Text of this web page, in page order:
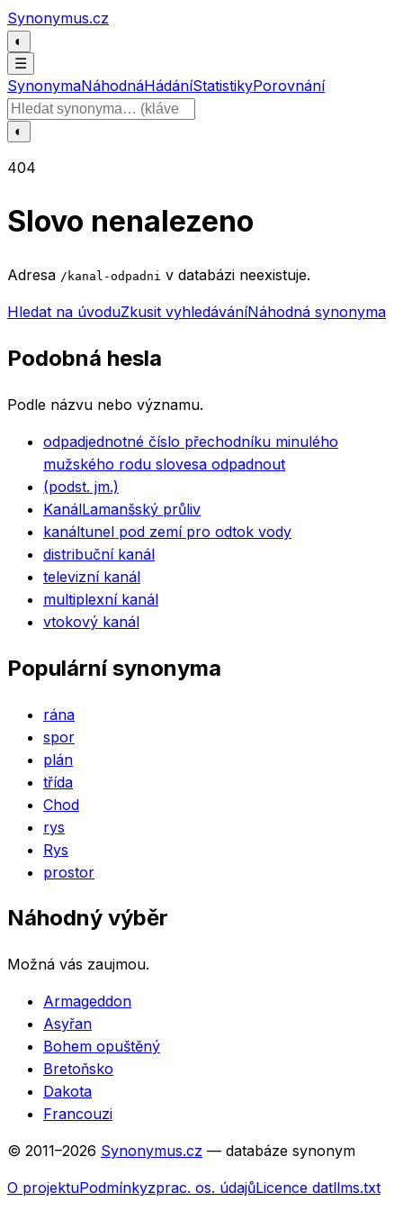
Přeskočit na obsah
Synonymus.cz
◐
☰
SynonymaNáhodnáHádáníStatistikyPorovnání
Hledat slovo
◐
404
Slovo nenalezeno
Adresa /kanal-odpadni v databázi neexistuje.
Hledat na úvoduZkusit vyhledáváníNáhodná synonyma
Podobná hesla
Podle názvu nebo významu.
odpadjednotné číslo přechodníku minulého
mužského rodu slovesa odpadnout
(podst. jm.)
KanálLamanšský průliv
kanáltunel pod zemí pro odtok vody
distribuční kanál
televizní kanál
multiplexní kanál
vtokový kanál
Populární synonyma
rána
spor
plán
třída
Chod
rys
Rys
prostor
Náhodný výběr
Možná vás zaujmou.
Armageddon
Asyřan
Bohem opuštěný
Bretoňsko
Dakota
Francouzi
© 2011–2026 Synonymus.cz — databáze synonym
O projektuPodmínkyzprac. os. údajůLicence datllms.txt